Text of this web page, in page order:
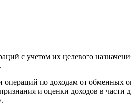
с учетом их целевого
по доходам от обменных
и оценки доходов в